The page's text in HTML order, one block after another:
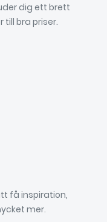
dig ett brett
bra priser.
få inspiration,
mer.